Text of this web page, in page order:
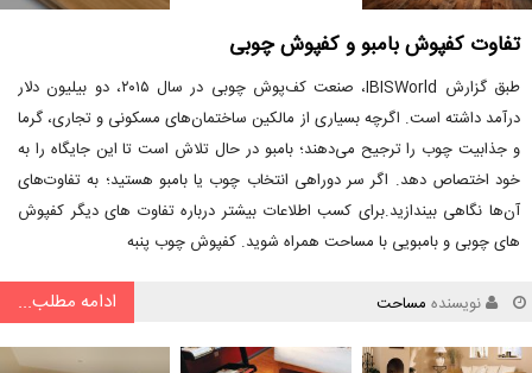
تفاوت‌ کفپوش بامبو و کفپوش چوبی
طبق گزارش IBISWorld، صنعت کف‌پوش چوبی در سال ۲۰۱۵، دو بیلیون دلار
درآمد داشته است. اگرچه بسیاری از مالکین ساختمان‌های مسکونی و تجاری، گرما
و جذابیت چوب را ترجیح می‌دهند؛ بامبو در حال تلاش است تا این جایگاه را به
خود اختصاص دهد. اگر سر دوراهی انتخاب چوب یا بامبو هستید؛ به تفاوت‌های
آن‌ها نگاهی بیندازید.برای کسب اطلاعات بیشتر درباره تفاوت های دیگر کفپوش
های چوبی و بامبویی با مساحت همراه شوید. کفپوش چوب پنبه
نویسنده مساحت ادامه مطلب...